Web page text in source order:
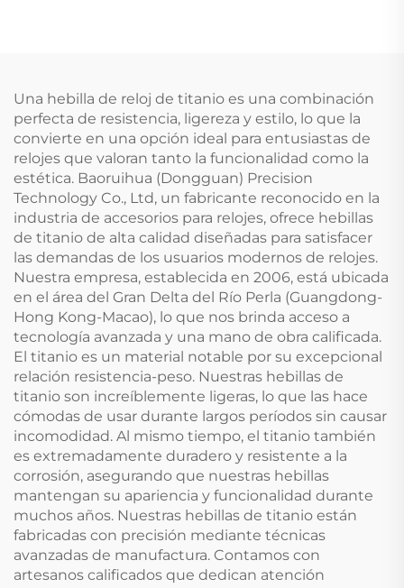
Una hebilla de reloj de titanio es una combinación
perfecta de resistencia, ligereza y estilo, lo que la
convierte en una opción ideal para entusiastas de
relojes que valoran tanto la funcionalidad como la
estética. Baoruihua (Dongguan) Precision
Technology Co., Ltd, un fabricante reconocido en la
industria de accesorios para relojes, ofrece hebillas
de titanio de alta calidad diseñadas para satisfacer
las demandas de los usuarios modernos de relojes.
Nuestra empresa, establecida en 2006, está ubicada
en el área del Gran Delta del Río Perla (Guangdong-
Hong Kong-Macao), lo que nos brinda acceso a
tecnología avanzada y una mano de obra calificada.
El titanio es un material notable por su excepcional
relación resistencia-peso. Nuestras hebillas de
titanio son increíblemente ligeras, lo que las hace
cómodas de usar durante largos períodos sin causar
incomodidad. Al mismo tiempo, el titanio también
es extremadamente duradero y resistente a la
corrosión, asegurando que nuestras hebillas
mantengan su apariencia y funcionalidad durante
muchos años. Nuestras hebillas de titanio están
fabricadas con precisión mediante técnicas
avanzadas de manufactura. Contamos con
artesanos calificados que dedican atención